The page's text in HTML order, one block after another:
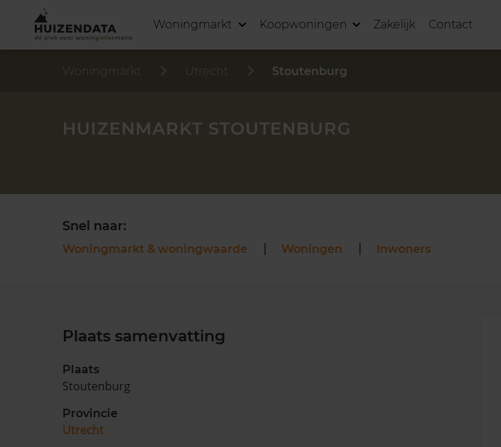
Woningmarkt Koopwoningen Zakelijk Contact
Woningmarkt Utrecht Stoutenburg
HUIZENMARKT STOUTENBURG
Snel naar:
Woningmarkt & woningwaarde Woningen Inwoners
Plaats samenvatting
Plaats
Stoutenburg
Provincie
Utrecht